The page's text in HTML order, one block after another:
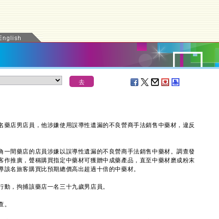
男店員，他涉嫌使用誤導性遺漏的不良營商手法銷售中藥材，違反
藥店的店員涉嫌以誤導性遺漏的不良營商手法銷售中藥材。調查發
推廣，聲稱購買指定中藥材可獲贈中成藥產品，直至中藥材磨成粉末
名旅客購買比預期總價高出超過十倍的中藥材。
拘捕該藥店一名三十九歲男店員。